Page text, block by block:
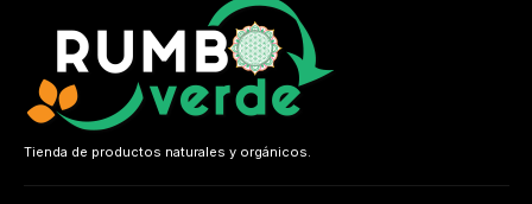
Tienda de productos naturales y orgánicos.